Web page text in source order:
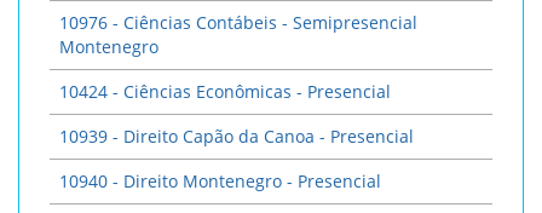
10976 - Ciências Contábeis - Semipresencial
Montenegro
10424 - Ciências Econômicas - Presencial
10939 - Direito Capão da Canoa - Presencial
10940 - Direito Montenegro - Presencial